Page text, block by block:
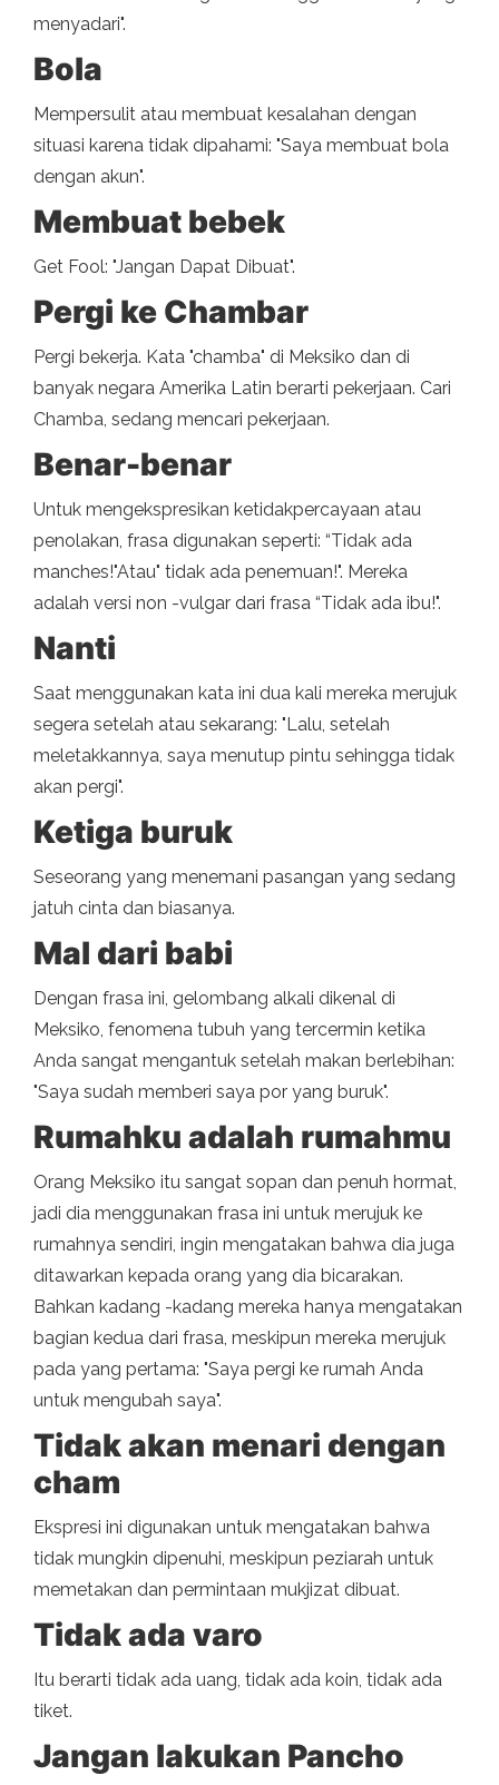
menyadari".
Bola
Mempersulit atau membuat kesalahan dengan
situasi karena tidak dipahami: "Saya membuat bola
dengan akun".
Membuat bebek
Get Fool: "Jangan Dapat Dibuat".
Pergi ke Chambar
Pergi bekerja. Kata "chamba" di Meksiko dan di
banyak negara Amerika Latin berarti pekerjaan. Cari
Chamba, sedang mencari pekerjaan.
Benar-benar
Untuk mengekspresikan ketidakpercayaan atau
penolakan, frasa digunakan seperti: “Tidak ada
manches!"Atau" tidak ada penemuan!". Mereka
adalah versi non -vulgar dari frasa “Tidak ada ibu!".
Nanti
Saat menggunakan kata ini dua kali mereka merujuk
segera setelah atau sekarang: "Lalu, setelah
meletakkannya, saya menutup pintu sehingga tidak
akan pergi".
Ketiga buruk
Seseorang yang menemani pasangan yang sedang
jatuh cinta dan biasanya.
Mal dari babi
Dengan frasa ini, gelombang alkali dikenal di
Meksiko, fenomena tubuh yang tercermin ketika
Anda sangat mengantuk setelah makan berlebihan:
"Saya sudah memberi saya por yang buruk".
Rumahku adalah rumahmu
Orang Meksiko itu sangat sopan dan penuh hormat,
jadi dia menggunakan frasa ini untuk merujuk ke
rumahnya sendiri, ingin mengatakan bahwa dia juga
ditawarkan kepada orang yang dia bicarakan.
Bahkan kadang -kadang mereka hanya mengatakan
bagian kedua dari frasa, meskipun mereka merujuk
pada yang pertama: "Saya pergi ke rumah Anda
untuk mengubah saya".
Tidak akan menari dengan
cham
Ekspresi ini digunakan untuk mengatakan bahwa
tidak mungkin dipenuhi, meskipun peziarah untuk
memetakan dan permintaan mukjizat dibuat.
Tidak ada varo
Itu berarti tidak ada uang, tidak ada koin, tidak ada
tiket.
Jangan lakukan Pancho